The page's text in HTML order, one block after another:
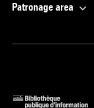
Patronage area